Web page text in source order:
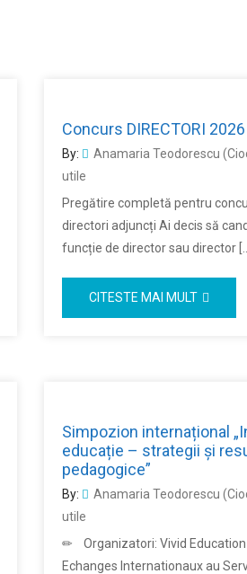
Concurs DIRECTORI 2026
By: Anamaria Teodorescu
utile
Pregătire completă pentru
directori adjuncți Ai decis să
funcție de director sau director […]
CITESTE MAI MULT
Simpozion internațional
educație – strategii și
pedagogice”
By: Anamaria Teodorescu
utile
✏ Organizatori: Vivid Education
Echanges Internationaux au